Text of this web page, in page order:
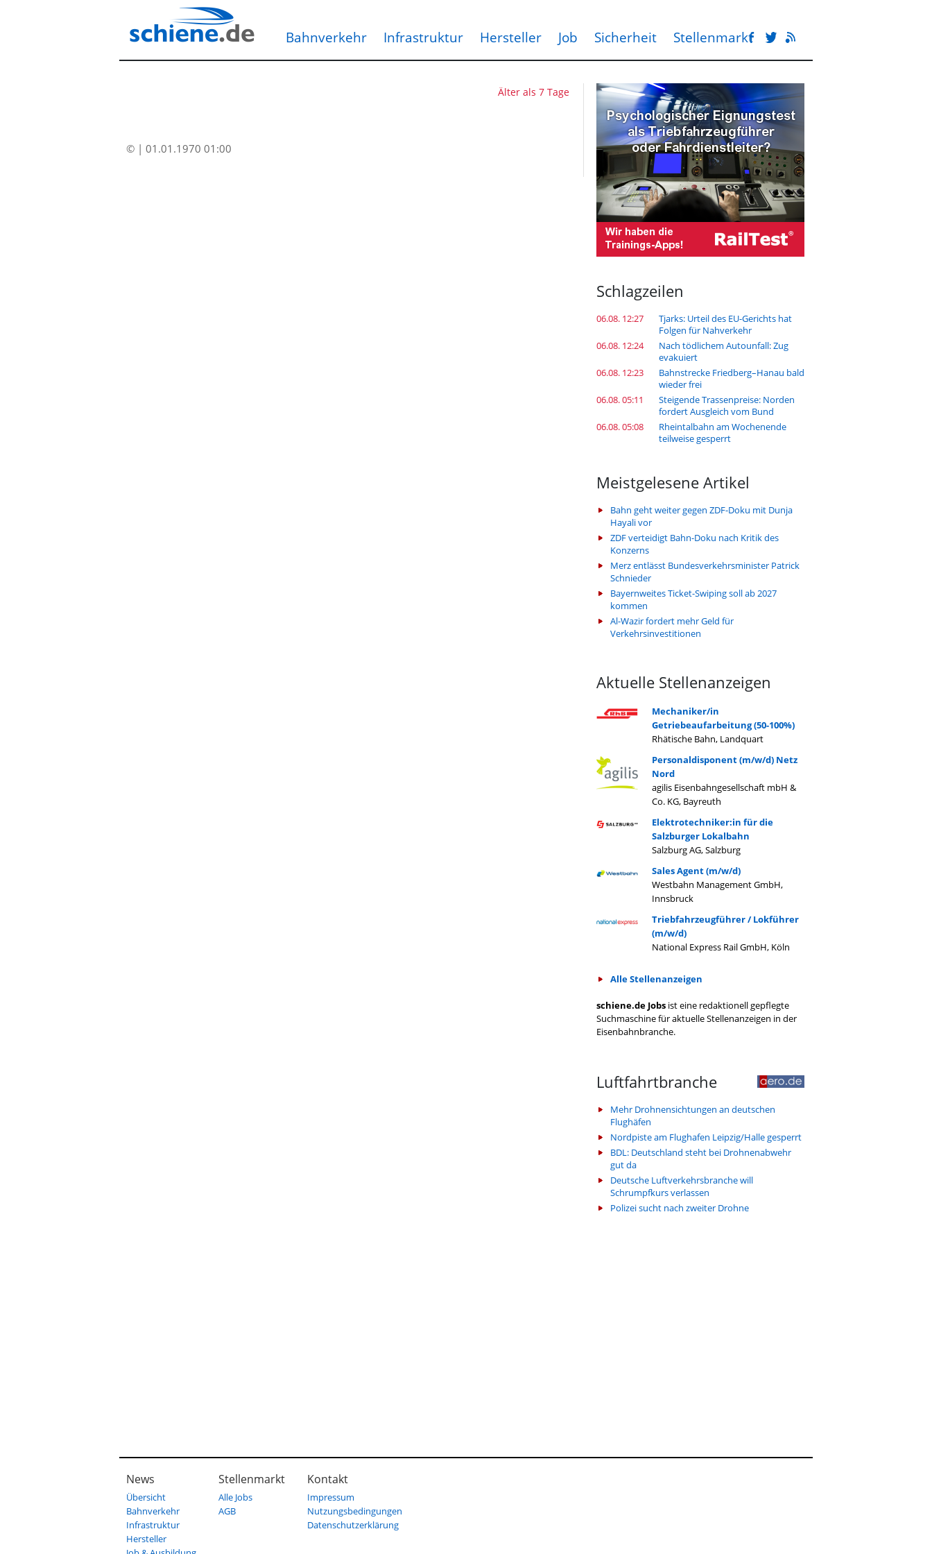
Bahnverkehr Infrastruktur Hersteller Job Sicherheit Stellenmarkt
Älter als 7 Tage
© | 01.01.1970 01:00
Schlagzeilen
06.08. 12:27
Tjarks: Urteil des EU-Gerichts hat
Folgen für Nahverkehr
06.08. 12:24
Nach tödlichem Autounfall: Zug
evakuiert
06.08. 12:23
Bahnstrecke Friedberg–Hanau bald
wieder frei
06.08. 05:11
Steigende Trassenpreise: Norden
fordert Ausgleich vom Bund
06.08. 05:08
Rheintalbahn am Wochenende
teilweise gesperrt
Meistgelesene Artikel
Bahn geht weiter gegen ZDF-Doku mit Dunja
Hayali vor
ZDF verteidigt Bahn-Doku nach Kritik des
Konzerns
Merz entlässt Bundesverkehrsminister Patrick
Schnieder
Bayernweites Ticket-Swiping soll ab 2027
kommen
Al-Wazir fordert mehr Geld für
Verkehrsinvestitionen
Aktuelle Stellenanzeigen
Mechaniker/in
Getriebeaufarbeitung (50-100%)
Rhätische Bahn, Landquart
Personaldisponent (m/w/d) Netz
Nord
agilis Eisenbahngesellschaft mbH &
Co. KG, Bayreuth
Elektrotechniker:in für die
Salzburger Lokalbahn
Salzburg AG, Salzburg
Sales Agent (m/w/d)
Westbahn Management GmbH,
Innsbruck
Triebfahrzeugführer / Lokführer
(m/w/d)
National Express Rail GmbH, Köln
Alle Stellenanzeigen
schiene.de Jobs ist eine redaktionell gepflegte
Suchmaschine für aktuelle Stellenanzeigen in der
Eisenbahnbranche.
Luftfahrtbranche
Mehr Drohnensichtungen an deutschen
Flughäfen
Nordpiste am Flughafen Leipzig/Halle gesperrt
BDL: Deutschland steht bei Drohnenabwehr
gut da
Deutsche Luftverkehrsbranche will
Schrumpfkurs verlassen
Polizei sucht nach zweiter Drohne
News
Übersicht
Bahnverkehr
Infrastruktur
Hersteller
Stellenmarkt
Alle Jobs
AGB
Kontakt
Impressum
Nutzungsbedingungen
Datenschutzerklärung